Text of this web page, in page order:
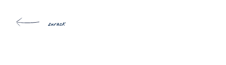
zurück